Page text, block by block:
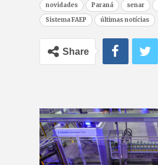
novidades
Paraná senar
Sistema FAEP
últimas notícias
Share